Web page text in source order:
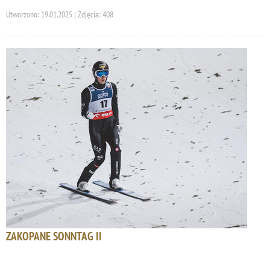
Utworzono: 19.01.2025 | Zdjęcia: 408
ZAKOPANE SONNTAG II